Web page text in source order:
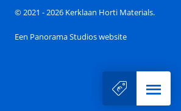
Menu
© 2021 - 2026 Kerklaan Horti Materials.
Een Panorama Studios website